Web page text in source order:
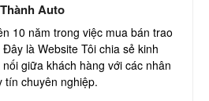
Thành Auto
10 năm trong việc mua bán trao
là Website Tôi chia sẻ kinh
giữa khách hàng với các nhân
tín chuyên nghiệp.